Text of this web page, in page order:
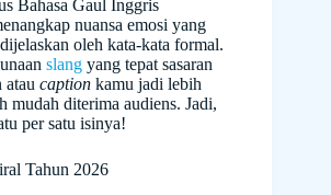
Bahasa Gaul Inggris
nuansa emosi yang
oleh kata-kata formal.
slang yang tepat sasaran
atau caption kamu jadi lebih
mudah diterima audiens. Jadi,
per satu isinya!
Tahun 2026